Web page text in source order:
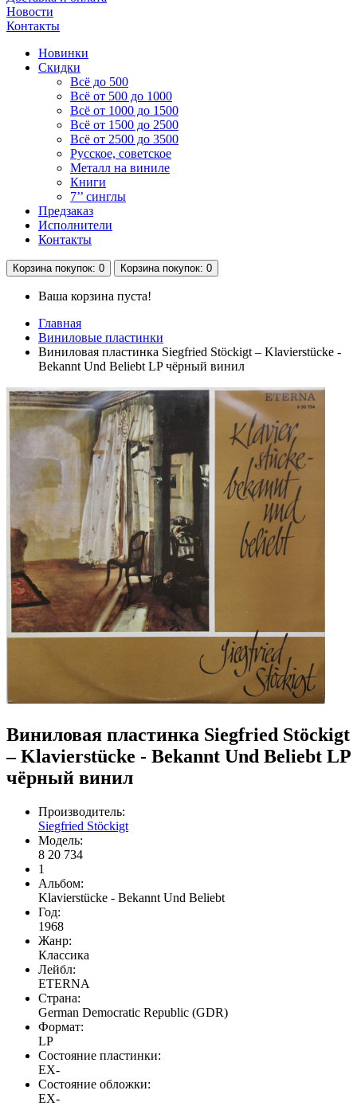
Новости
Контакты
Новинки
Скидки
Всё до 500
Всё от 500 до 1000
Всё от 1000 до 1500
Всё от 1500 до 2500
Всё от 2500 до 3500
Русское, советское
Металл на виниле
Книги
7’’ синглы
Предзаказ
Исполнители
Контакты
Корзина покупок: 0 Корзина покупок: 0
Ваша корзина пуста!
Главная
Виниловые пластинки
Виниловая пластинка Siegfried Stöckigt – Klavierstücke -
Bekannt Und Beliebt LP чёрный винил
Виниловая пластинка Siegfried Stöckigt
– Klavierstücke - Bekannt Und Beliebt LP
чёрный винил
Производитель:
Siegfried Stöckigt
Модель:
8 20 734
1
Альбом:
Klavierstücke - Bekannt Und Beliebt
Год:
1968
Жанр:
Классика
Лейбл:
ETERNA
Страна:
German Democratic Republic (GDR)
Формат:
LP
Состояние пластинки:
EX-
Состояние обложки:
EX-